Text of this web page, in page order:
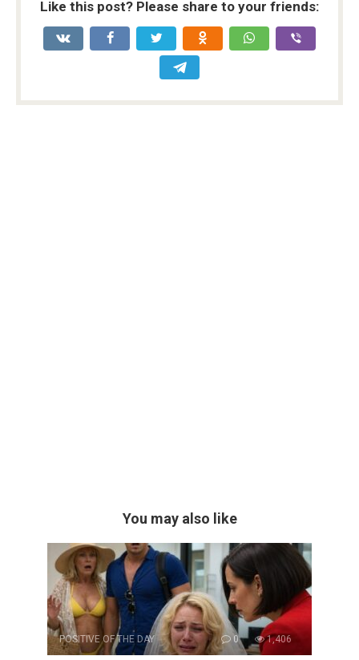
Like this post? Please share to your friends:
You may also like
POSITIVE OF THE DAY 0 1,406